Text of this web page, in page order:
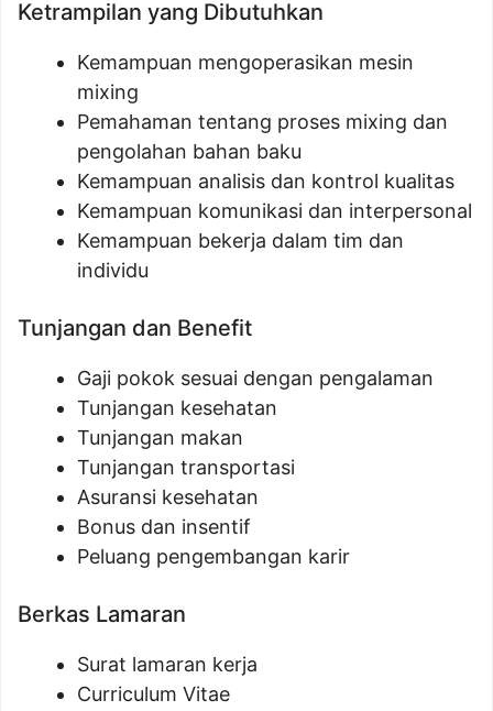
Ketrampilan yang Dibutuhkan
Kemampuan mengoperasikan mesin
mixing
Pemahaman tentang proses mixing dan
pengolahan bahan baku
Kemampuan analisis dan kontrol kualitas
Kemampuan komunikasi dan interpersonal
Kemampuan bekerja dalam tim dan
individu
Tunjangan dan Benefit
Gaji pokok sesuai dengan pengalaman
Tunjangan kesehatan
Tunjangan makan
Tunjangan transportasi
Asuransi kesehatan
Bonus dan insentif
Peluang pengembangan karir
Berkas Lamaran
Surat lamaran kerja
Curriculum Vitae